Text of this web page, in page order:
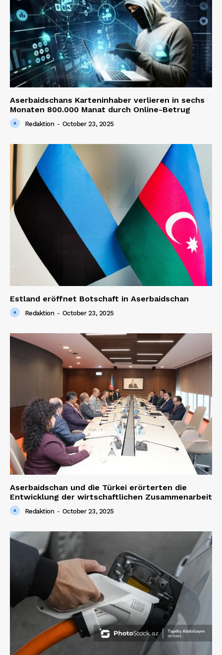
Aserbaidschans Karteninhaber verlieren in sechs
Monaten 800.000 Manat durch Online-Betrug
Redaktion - October 23, 2025
Estland eröffnet Botschaft in Aserbaidschan
Redaktion - October 23, 2025
Aserbaidschan und die Türkei erörterten die
Entwicklung der wirtschaftlichen Zusammenarbeit
Redaktion - October 23, 2025